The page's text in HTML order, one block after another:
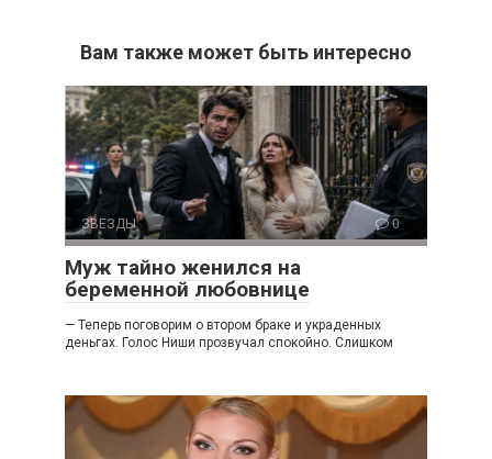
Вам также может быть интересно
ЗВЕЗДЫ 0
Муж тайно женился на
беременной любовнице
— Теперь поговорим о втором браке и украденных
деньгах. Голос Ниши прозвучал спокойно. Слишком